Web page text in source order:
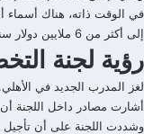
في الوقت ذاته، هناك أسماء
إلى أكثر من 6 ملايين دولار سنويًا.
رؤية لجنة
لغز المدرب الجديد في
أشارت مصادر داخل اللجنة أن
وشددت اللجنة على أن تأجيل